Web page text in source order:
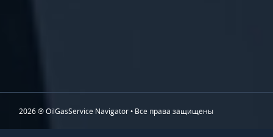
2026 ® OilGasService Navigator • Все права защищены